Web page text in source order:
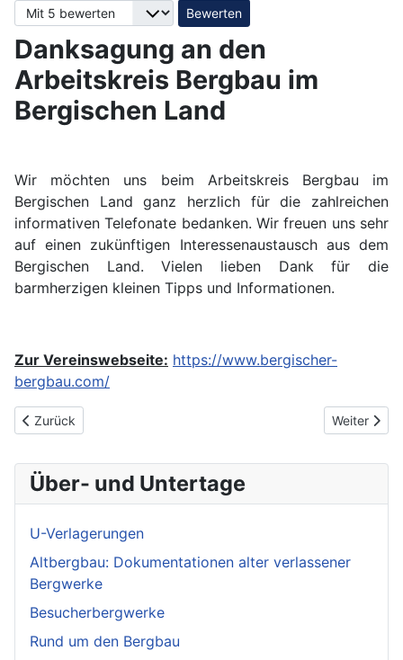
Bitte bewerten
Danksagung an den
Arbeitskreis Bergbau im
Bergischen Land
Wir möchten uns beim Arbeitskreis Bergbau im
Bergischen Land ganz herzlich für die zahlreichen
informativen Telefonate bedanken. Wir freuen uns sehr
auf einen zukünftigen Interessenaustausch aus dem
Bergischen Land. Vielen lieben Dank für die
barmherzigen kleinen Tipps und Informationen.
Zur Vereinswebseite: https://www.bergischer-
bergbau.com/
Vorheriger Beitrag: Danksagung an Gruv Troll
Zurück Nächster
Weiter
Über- und Untertage
U-Verlagerungen
Altbergbau: Dokumentationen alter verlassener
Bergwerke
Besucherbergwerke
Rund um den Bergbau